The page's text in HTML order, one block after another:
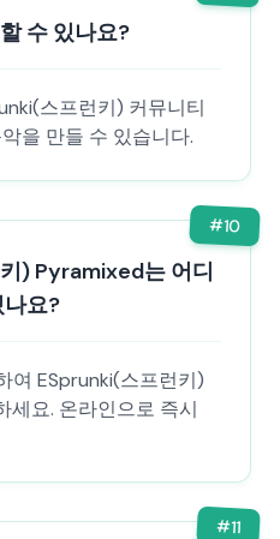
수 있나요?
스프런키) 커뮤니티
을 만들 수 있습니다.
#10
) Pyramixed는 어디
요?
여 ESprunki(스프런키)
세요. 온라인으로 즉시
#11